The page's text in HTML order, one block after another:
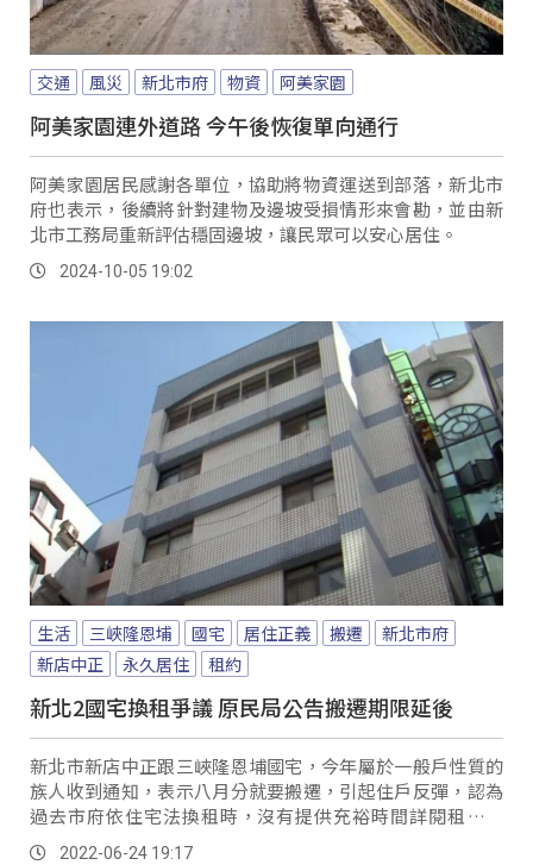
交通 風災 新北市府 物資 阿美家園
阿美家園連外道路 今午後恢復單向通行
阿美家園居民感謝各單位，協助將物資運送到部落，新北市
府也表示，後續將針對建物及邊坡受損情形來會勘，並由新
北市工務局重新評估穩固邊坡，讓民眾可以安心居住。
2024-10-05 19:02
生活 三峽隆恩埔 國宅 居住正義 搬遷
新北市府
新店中正
永久居住 租約
新北2國宅換租爭議 原民局公告搬遷期限延後
新北市新店中正跟三峽隆恩埔國宅，今年屬於一般戶性質的
族人收到通知，表示八月分就要搬遷，引起住戶反彈，認為
過去市府依住宅法換租時，沒有提供充裕時間詳閱租約內
容，導致搬遷消息讓他們措手不及。
2022-06-24 19:17